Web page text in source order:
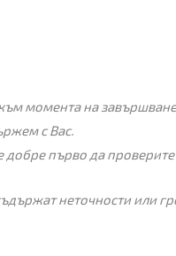
момента на
с Вас.
първо да
неточности или